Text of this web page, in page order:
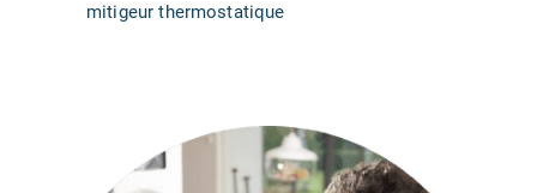
mitigeur thermostatique